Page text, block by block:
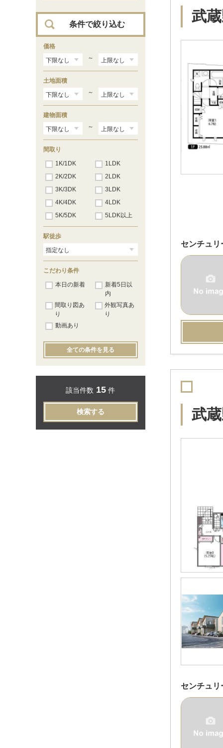
武
センチュ
武
センチュ
（1）
条件で絞り込む
価格
～
土地面積
～
建物面積
～
間取り
1K/1DK
1LDK
2K/2DK
2LDK
3K/3DK
3LDK
4K/4DK
4LDK
5K/5DK
5LDK以上
駅徒歩
こだわり条件
本日の新着
新着5日以
内
間取り図あ
り
外観写真あ
り
動画あり
全ての条件を見る
該当件数 15 件
検索する